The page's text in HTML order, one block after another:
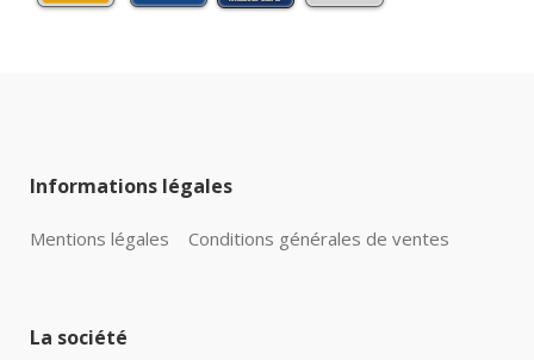
Informations légales
Mentions légales Conditions générales de ventes
La société